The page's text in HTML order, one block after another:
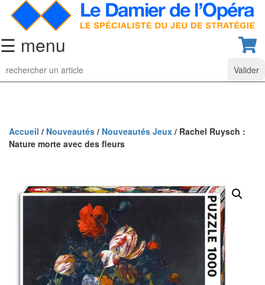
☰ menu
Jeu
d’Echecs
collection
Pièces
classiques
Coffrets
Echiquiers
Accueil / Nouveautés / Nouveautés Jeux / Rachel Ruysch :
Nature morte avec des fleurs